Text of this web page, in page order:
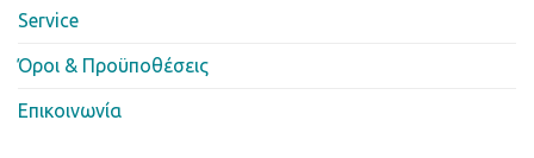
Service
Όροι & Προϋποθέσεις
Επικοινωνία